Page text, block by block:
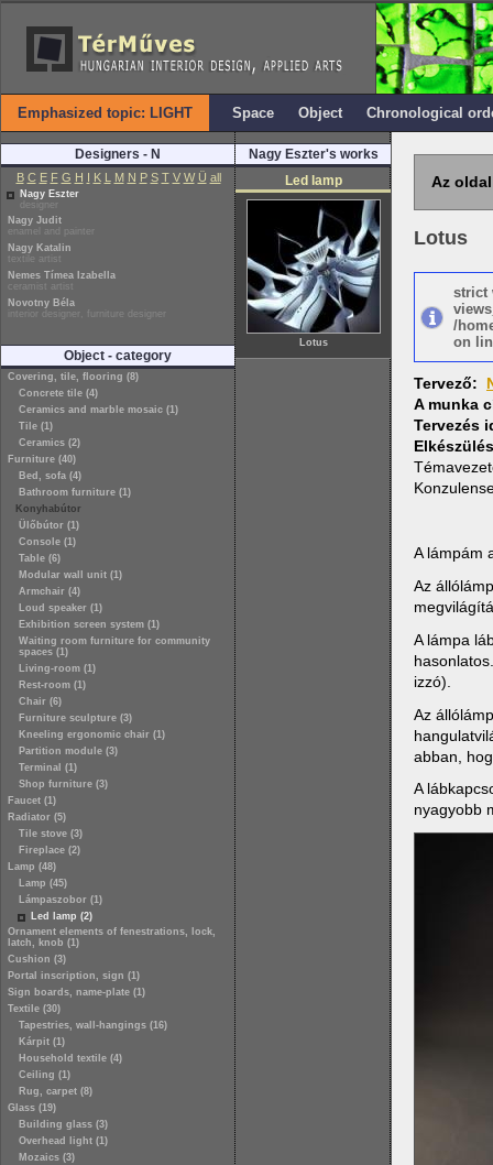
Emphasized topic: LIGHT Space Object Chronological
Designers - N
B C E F G H I K L M N P S T V W Ü all
Nagy Eszter
designer
Nagy Judit
enamel and painter
Nagy Katalin
textile artist
Nemes Tímea Izabella
ceramist artist
Novotny Béla
interior designer, furniture designer
Object - category
Covering, tile, flooring (8)
Concrete tile (4)
Ceramics and marble mosaic (1)
Tile (1)
Ceramics (2)
Furniture (40)
Bed, sofa (4)
Bathroom furniture (1)
Konyhabútor
Ülőbútor (1)
Console (1)
Table (6)
Modular wall unit (1)
Armchair (4)
Loud speaker (1)
Exhibition screen system (1)
Waiting room furniture for community
spaces (1)
Living-room (1)
Rest-room (1)
Chair (6)
Furniture sculpture (3)
Kneeling ergonomic chair (1)
Partition module (3)
Terminal (1)
Shop furniture (3)
Faucet (1)
Radiator (5)
Tile stove (3)
Fireplace (2)
Lamp (48)
Lamp (45)
Lámpaszobor (1)
Led lamp (2)
Ornament elements of fenestrations, lock,
latch, knob (1)
Cushion (3)
Portal inscription, sign (1)
Sign boards, name-plate (1)
Textile (30)
Tapestries, wall-hangings (16)
Kárpit (1)
Household textile (4)
Ceiling (1)
Rug, carpet (8)
Glass (19)
Building glass (3)
Overhead light (1)
Mozaics (3)
Nagy Eszter's works
Led lamp
Lotus
Az
Lotus
strict
/
on
Tervező:
A munka
Tervezés
A lámpám
Az
A lámpa
izzó).
Az
abban,
A
nyagyobb